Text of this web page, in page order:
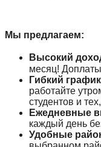
Мы предлагаем:
Высокий
месяц!
Гибкий
работайте
студентов и
Ежедневные
каждый день
Удобные